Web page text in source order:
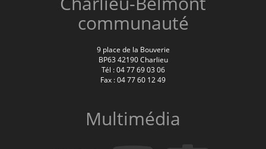
communauté
9 place de la Bouverie
BP63 42190 Charlieu
Tél : 04 77 69 03 06
Fax : 04 77 60 12 49
Multimédia